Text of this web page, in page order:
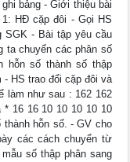
bảng - Giới thiệu bài
HĐ cặp đôi - Gọi HS
SGK - Bài tập yêu cầu
ta chuyển các phân số
hỗn số thành số thập
HS trao đổi cặp đôi và
làm như sau : 162 162
16 16 10 10 10 10 10
hỗn số. - GV cho
các cách chuyển từ
số thập phân sang